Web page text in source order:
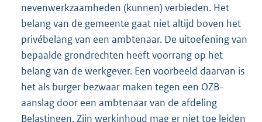
nevenwerkzaamheden (kunnen) verbieden. Het
belang van de gemeente gaat niet altijd boven het
privébelang van een ambtenaar. De uitoefening van
bepaalde grondrechten heeft voorrang op het
belang van de werkgever. Een voorbeeld daarvan is
het als burger bezwaar maken tegen een OZB-
aanslag door een ambtenaar van de afdeling
Belastingen. Zijn werkinhoud mag er niet toe leiden